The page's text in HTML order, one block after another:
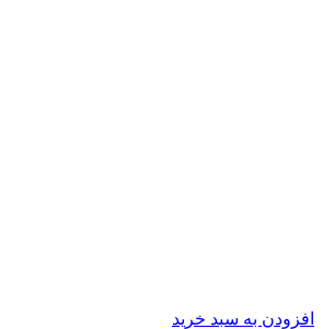
افزودن به سبد خرید